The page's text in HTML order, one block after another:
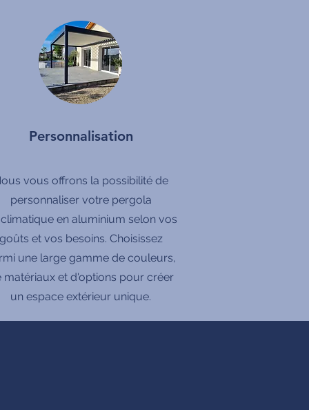
Personnalisation
vous offrons la possibilité de
personnaliser votre pergola
en aluminium selon vos
et vos besoins. Choisissez
une large gamme de couleurs,
matériaux et d'options pour créer
un espace extérieur unique.